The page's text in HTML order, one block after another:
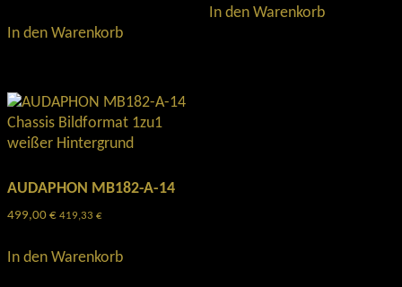
In den Warenkorb
In den Warenkorb
AUDAPHON MB182-A-14
499,00€ 419,33 €
In den Warenkorb